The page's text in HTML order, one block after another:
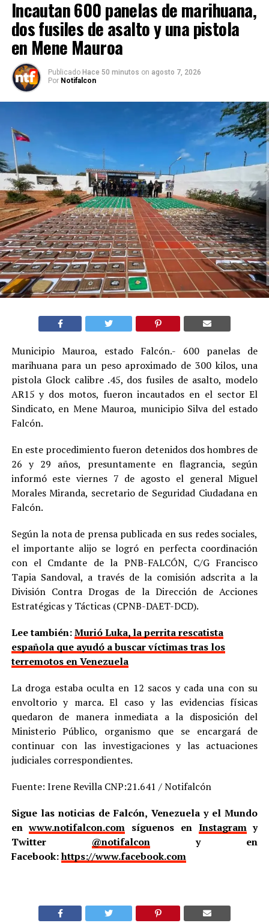
Incautan 600 panelas de marihuana,
dos fusiles de asalto y una pistola
en Mene Mauroa
Publicado Hace 50 minutos on agosto 7, 2026
Por Notifalcon
Municipio Mauroa, estado Falcón.- 600 panelas de
marihuana para un peso aproximado de 300 kilos, una
pistola Glock calibre .45, dos fusiles de asalto, modelo
AR15 y dos motos, fueron incautados en el sector El
Sindicato, en Mene Mauroa, municipio Silva del estado
Falcón.
En este procedimiento fueron detenidos dos hombres de
26 y 29 años, presuntamente en flagrancia, según
informó este viernes 7 de agosto el general Miguel
Morales Miranda, secretario de Seguridad Ciudadana en
Falcón.
Según la nota de prensa publicada en sus redes sociales,
el importante alijo se logró en perfecta coordinación
con el Cmdante de la PNB-FALCÓN, C/G Francisco
Tapia Sandoval, a través de la comisión adscrita a la
División Contra Drogas de la Dirección de Acciones
Estratégicas y Tácticas (CPNB-DAET-DCD).
Lee también:Murió Luka, la perrita rescatista
española que ayudó a buscar víctimas tras los
terremotos en Venezuela
La droga estaba oculta en 12 sacos y cada una con su
envoltorio y marca. El caso y las evidencias físicas
quedaron de manera inmediata a la disposición del
Ministerio Público, organismo que se encargará de
continuar con las investigaciones y las actuaciones
judiciales correspondientes.
Fuente: Irene Revilla CNP:21.641 / Notifalcón
Sigue las noticias de Falcón, Venezuela y el Mundo
enwww.notifalcon.com síguenos en Instagramy
Twitter @notifalcony en
Facebook:https://www.facebook.com